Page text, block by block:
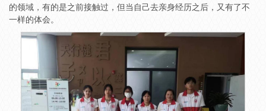
的领域，有的是之前接触过，但当自己去亲身经历之后，又有了不
一样的体会。